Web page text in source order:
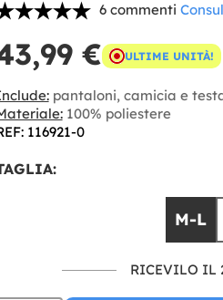
6 commenti
€ ULTIME UNITÀ!
pantaloni, camicia e
100% poliestere
116921-0
M-L
RICEVILO IL